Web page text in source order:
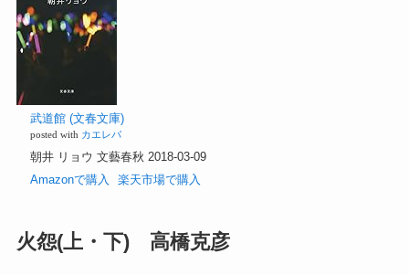
武道館 (文春文庫)
posted with カエレバ
朝井 リョウ 文藝春秋 2018-03-09
Amazonで購入
楽天市場で購入
火怨(上・下) 高橋克彦